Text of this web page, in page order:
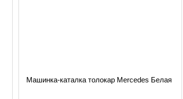
Машинка-каталка толокар Mercedes Белая